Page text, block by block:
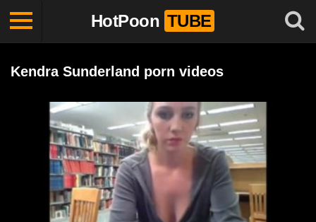
HotPoon TUBE
Kendra Sunderland porn videos